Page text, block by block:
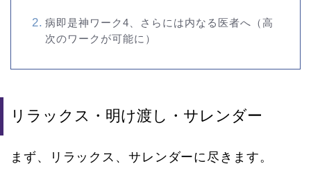
病即是神ワーク4、さらには内なる医者へ（高
次のワークが可能に）
リラックス・明け渡し・サレンダー
まず、リラックス、サレンダーに尽きます。